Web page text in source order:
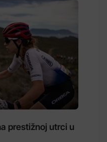
prestižnoj utrci u